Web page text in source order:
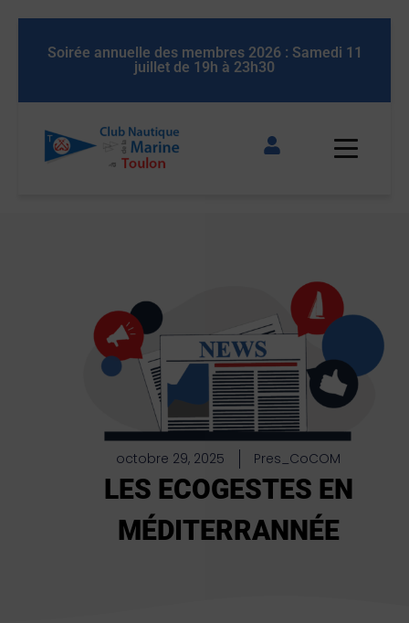
Soirée annuelle des membres 2026 : Samedi 11
juillet de 19h à 23h30
Soirée
octobre 29, 2025 Pres_CoCOM
LES ECOGESTES EN
MÉDITERRANNÉE